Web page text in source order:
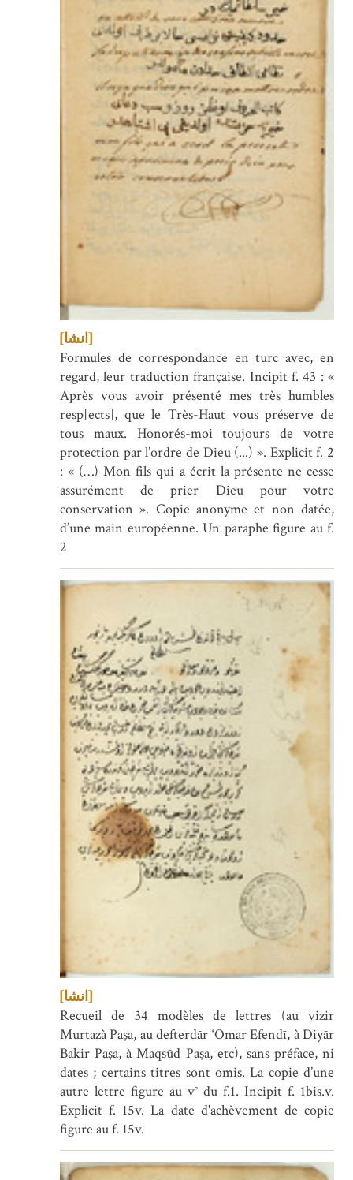
[انشا]
Formules de correspondance en turc avec, en
regard, leur traduction française. Incipit f. 43 : «
Après vous avoir présenté mes très humbles
resp[ects], que le Très-Haut vous préserve de
tous maux. Honorés-moi toujours de votre
protection par l’ordre de Dieu (...) ». Explicit f. 2
: « (…) Mon fils qui a écrit la présente ne cesse
assurément de prier Dieu pour votre
conservation ». Copie anonyme et non datée,
d’une main européenne. Un paraphe figure au f.
2
[انشا]
Recueil de 34 modèles de lettres (au vizir
Murtazà Paşa, au defterdār ‘Omar Efendī, à Diyār
Bakir Paşa, à Maqsūd Paşa, etc), sans préface, ni
dates ; certains titres sont omis. La copie d’une
autre lettre figure au v° du f.1. Incipit f. 1bis.v.
Explicit f. 15v. La date d'achèvement de copie
figure au f. 15v.